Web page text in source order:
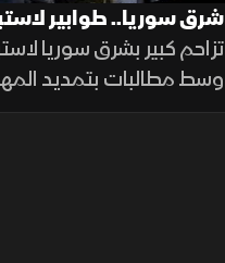
شرق سوريا.. طوابير
القديمة وأزمة في
تزاحم كبير بشرق سوريا
وسط مطالبات بتمديد
ومصرف سوريا المركزي